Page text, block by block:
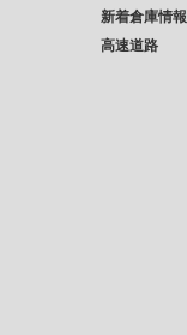
新着倉庫情報
高速道路